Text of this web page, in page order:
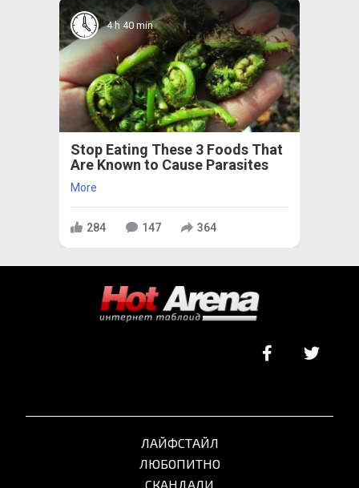
4 h 40 min
Stop Eating These 3 Foods That
Are Known to Cause Parasites
More
284 147 364
ЛАЙФСТАЙЛ
ЛЮБОПИТНО
СКАНДАЛИ